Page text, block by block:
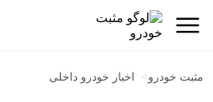
مثبت خودرو> اخبار خودرو داخلی